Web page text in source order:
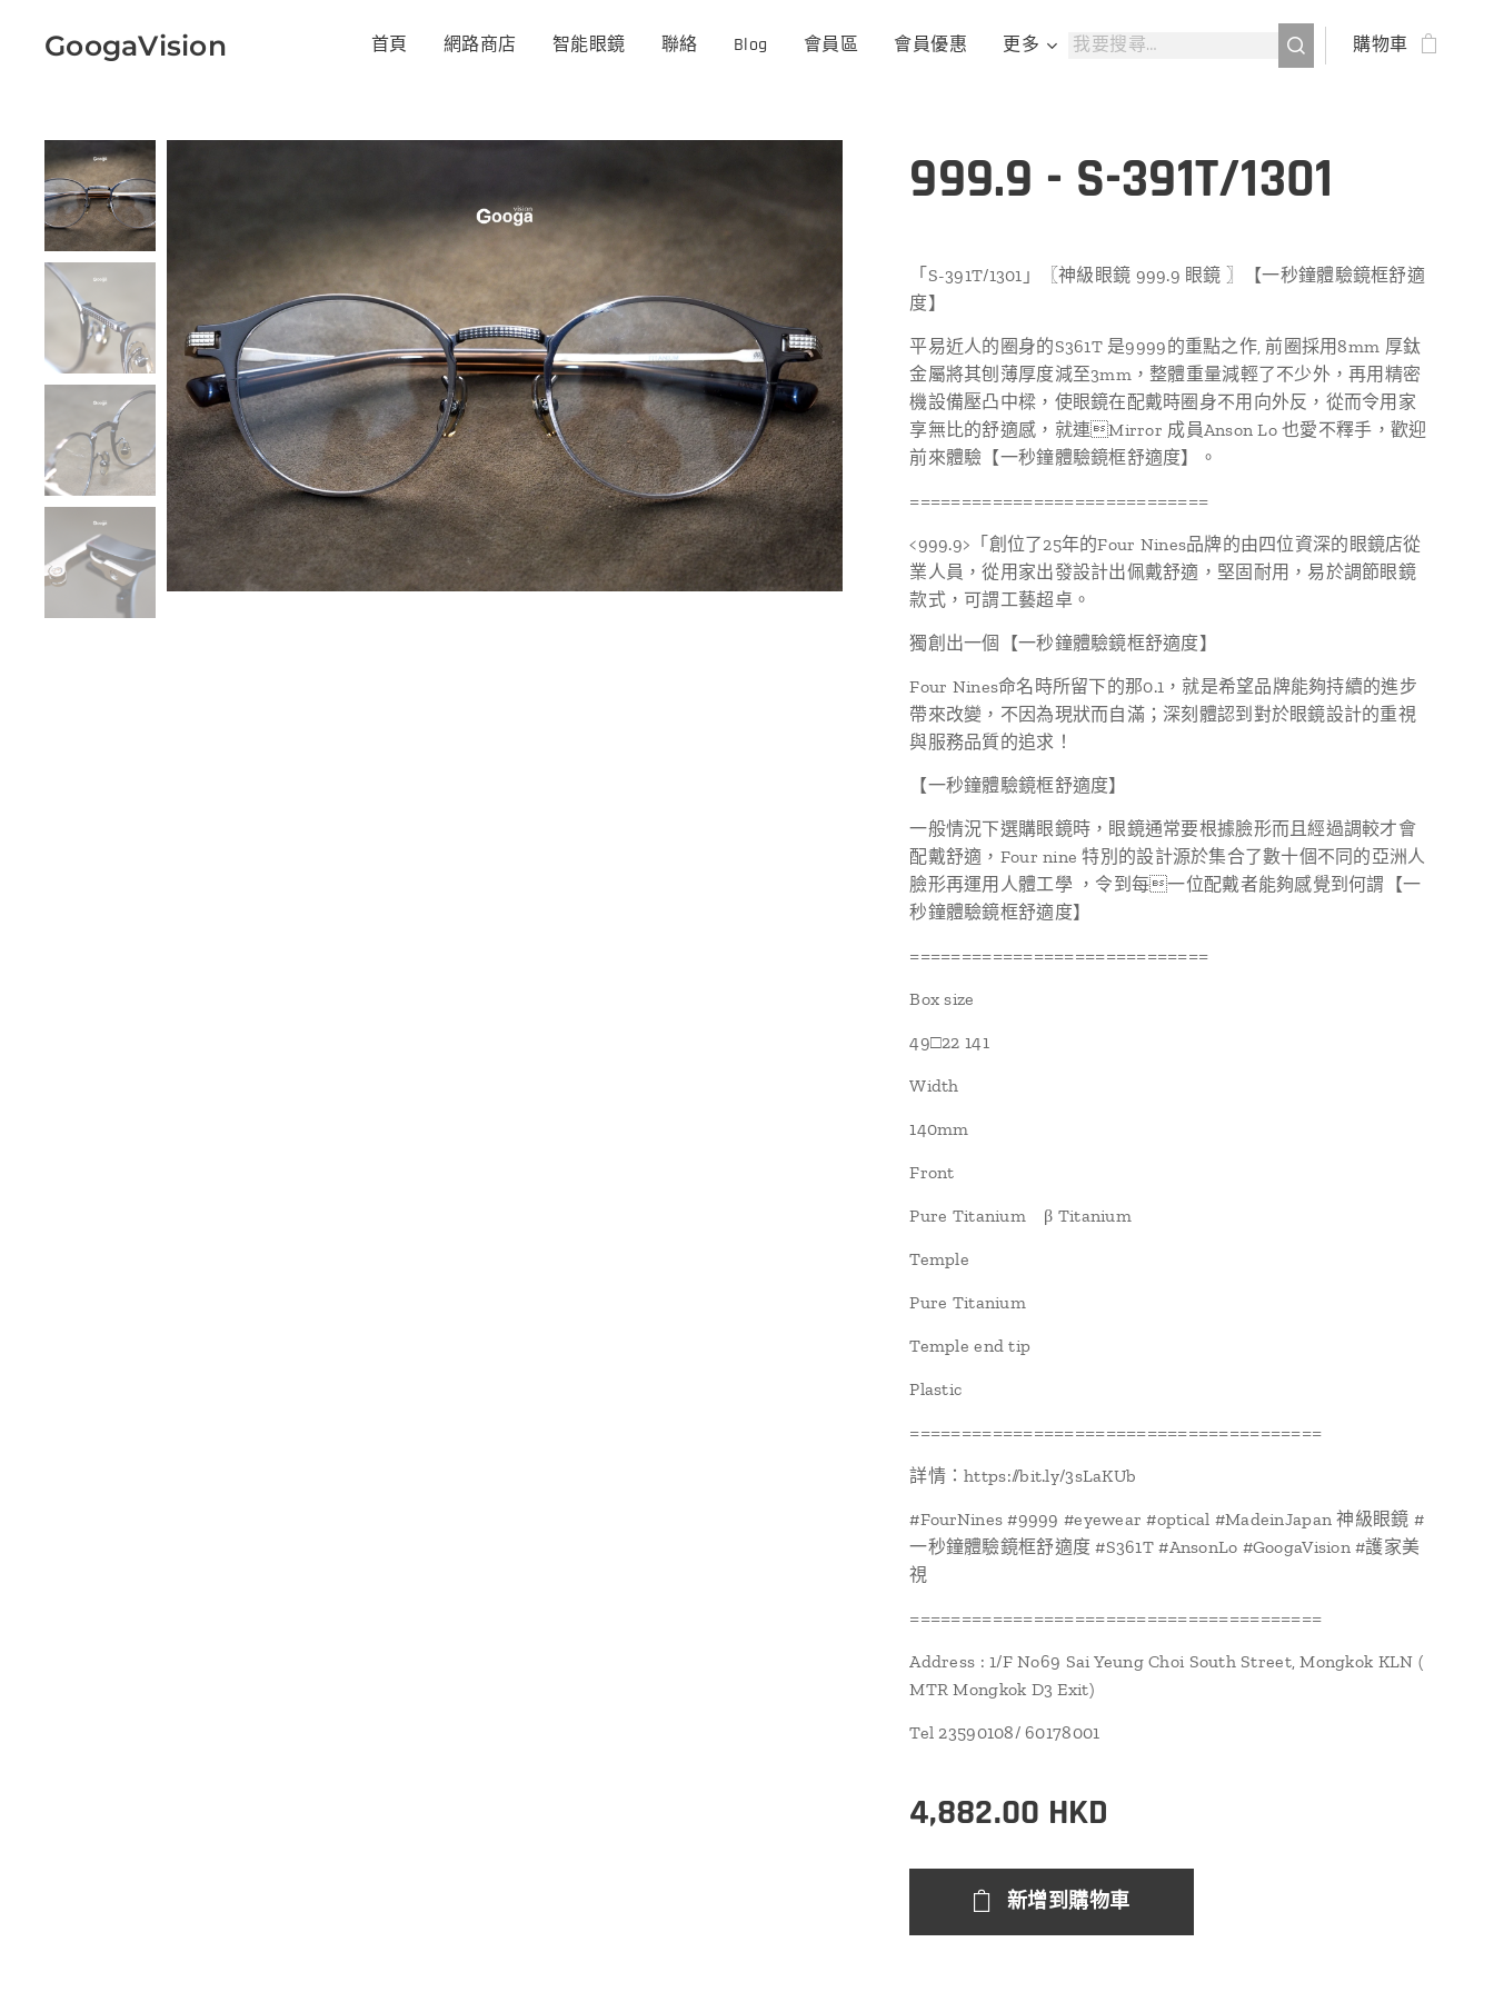
GoogaVision 首頁 網路商店 智能眼鏡 聯絡 Blog 會員區 會員優惠 更多 購物車
999.9 - S-391T/1301
「S-391T/1301」〖神級眼鏡 999.9 眼鏡 〗【一秒鐘體驗鏡框舒適
度】
平易近人的圈身的S361T 是9999的重點之作, 前圈採用8mm 厚鈦
金屬將其刨薄厚度減至3mm，整體重量減輕了不少外，再用精密
機設備壓凸中樑，使眼鏡在配戴時圈身不用向外反，從而令用家
享無比的舒適感，就連Mirror 成員Anson Lo 也愛不釋手，歡迎
前來體驗【一秒鐘體驗鏡框舒適度】。
=============================
<999.9>「創位了25年的Four Nines品牌的由四位資深的眼鏡店從
業人員，從用家出發設計出佩戴舒適，堅固耐用，易於調節眼鏡
款式，可謂工藝超卓。
獨創出一個【一秒鐘體驗鏡框舒適度】
Four Nines命名時所留下的那0.1，就是希望品牌能夠持續的進步
帶來改變，不因為現狀而自滿；深刻體認到對於眼鏡設計的重視
與服務品質的追求！
【一秒鐘體驗鏡框舒適度】
一般情況下選購眼鏡時，眼鏡通常要根據臉形而且經過調較才會
配戴舒適，Four nine 特別的設計源於集合了數十個不同的亞洲人
臉形再運用人體工學 ，令到每一位配戴者能夠感覺到何謂【一
秒鐘體驗鏡框舒適度】
=============================
Box size
49□22 141
Width
140mm
Front
Pure Titanium β Titanium
Temple
Pure Titanium
Temple end tip
Plastic
========================================
詳情：https://bit.ly/3sLaKUb
#FourNines #9999 #eyewear #optical #MadeinJapan 神級眼鏡 #
一秒鐘體驗鏡框舒適度 #S361T #AnsonLo #GoogaVision #護家美
視
========================================
Address : 1/F No69 Sai Yeung Choi South Street, Mongkok KLN (
MTR Mongkok D3 Exit)
Tel 23590108/ 60178001
4,882.00 HKD
新增到購物車